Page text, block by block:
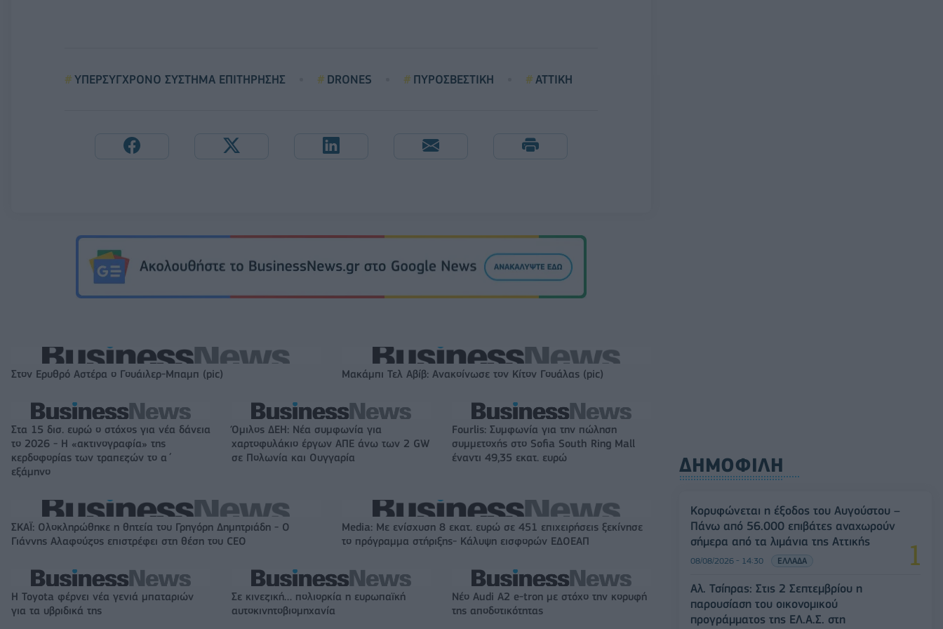
ΥΠΕΡΣΥΓΧΡΟΝΟ ΣΥΣΤΗΜΑ ΕΠΙΤΗΡΗΣΗΣ DRONES ΠΥΡΟΣΒΕΣΤΙΚΗ ΑΤΤΙΚΗ
Στον Ερυθρό Αστέρα ο Γουάιλερ-Μπαμπ (pic) Μακάμπι Τελ Αβίβ: Ανακοίνωσε τον Κίτον Γουάλας (pic)
Στα 15 δισ. ευρώ ο στόχος για νέα δάνεια
το 2026 - Η «ακτινογραφία» της
κερδοφορίας των τραπεζών το α΄
εξάμηνο
Όμιλος ΔΕΗ: Νέα συμφωνία για
χαρτοφυλάκιο έργων ΑΠΕ άνω των 2 GW
σε Πολωνία και Ουγγαρία
Fourlis: Συμφωνία για την πώληση
συμμετοχής στο Sofia South Ring Mall
έναντι 49,35 εκατ. ευρώ
ΣΚΑΪ: Ολοκληρώθηκε η θητεία του Γρηγόρη Δημητριάδη - Ο
Γιάννης Αλαφούζος επιστρέφει στη θέση του CEO
Media: Με ενίσχυση 8 εκατ. ευρώ σε 451 επιχειρήσεις ξεκίνησε
το πρόγραμμα στήριξης- Κάλυψη εισφορών ΕΔΟΕΑΠ
Η Toyota φέρνει νέα γενιά μπαταριών
για τα υβριδικά της
Σε κινεζική… πολιορκία η ευρωπαϊκή
αυτοκινητοβιομηχανία
Νέο Audi A2 e-tron με στόχο την κορυφή
της αποδοτικότητας
ΔΗΜΟΦΙΛΗ
Κορυφώνεται η έξοδος του Αυγούστου –
Πάνω από 56.000 επιβάτες αναχωρούν
σήμερα από τα λιμάνια της Αττικής
08/08/2026 - 14:30 ΕΛΛΑΔΑ
Αλ. Τσίπρας: Στις 2 Σεπτεμβρίου η
παρουσίαση του οικονομικού
προγράμματος της ΕΛ.Α.Σ. στη